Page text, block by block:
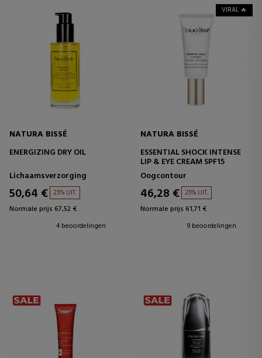
NATURA BISSÉ
ENERGIZING DRY OIL
Lichaamsverzorging
50,64 € 25% UIT.
Normale prijs 67,52 €
4 beoordelingen
VIRAL 🔥
NATURA BISSÉ
ESSENTIAL SHOCK INTENSE
LIP & EYE CREAM SPF15
Oogcontour
46,28 € 25% UIT.
Normale prijs 61,71 €
9 beoordelingen